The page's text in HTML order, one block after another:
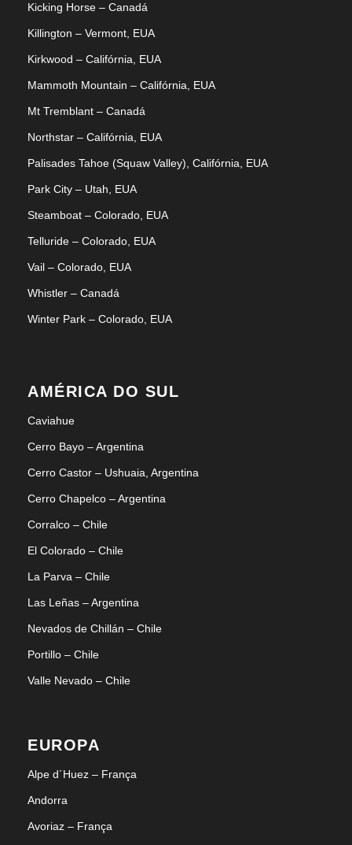
Kicking Horse – Canadá
Killington – Vermont, EUA
Kirkwood – Califórnia, EUA
Mammoth Mountain – Califórnia, EUA
Mt Tremblant – Canadá
Northstar – Califórnia, EUA
Palisades Tahoe (Squaw Valley), Califórnia, EUA
Park City – Utah, EUA
Steamboat – Colorado, EUA
Telluride – Colorado, EUA
Vail – Colorado, EUA
Whistler – Canadá
Winter Park – Colorado, EUA
AMÉRICA DO SUL
Caviahue
Cerro Bayo – Argentina
Cerro Castor – Ushuaia, Argentina
Cerro Chapelco – Argentina
Corralco – Chile
El Colorado – Chile
La Parva – Chile
Las Leñas – Argentina
Nevados de Chillán – Chile
Portillo – Chile
Valle Nevado – Chile
EUROPA
Alpe d´Huez – França
Andorra
Avoriaz – França